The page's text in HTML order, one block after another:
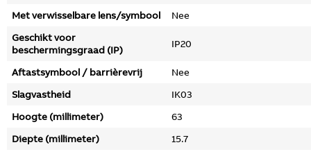
Met verwisselbare lens/symbool
Nee
Geschikt voor
beschermingsgraad (IP)
IP20
Aftastsymbool / barrièrevrij
Nee
Slagvastheid
IK03
Hoogte (millimeter)
63
Diepte (millimeter)
15.7